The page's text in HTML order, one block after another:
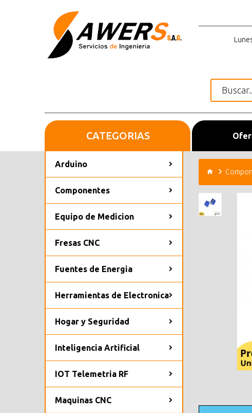
Inicio
CATEGORIAS
Arduino
Componentes
Equipo de Medicion
Fresas CNC
Fuentes de Energia
Herramientas de Electronica
Hogar y Seguridad
Inteligencia Artificial
IOT Telemetria RF
Maquinas CNC